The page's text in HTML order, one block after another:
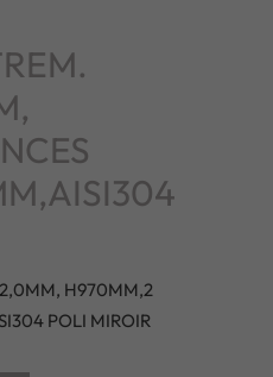
H970MM,2
POLI MIROIR